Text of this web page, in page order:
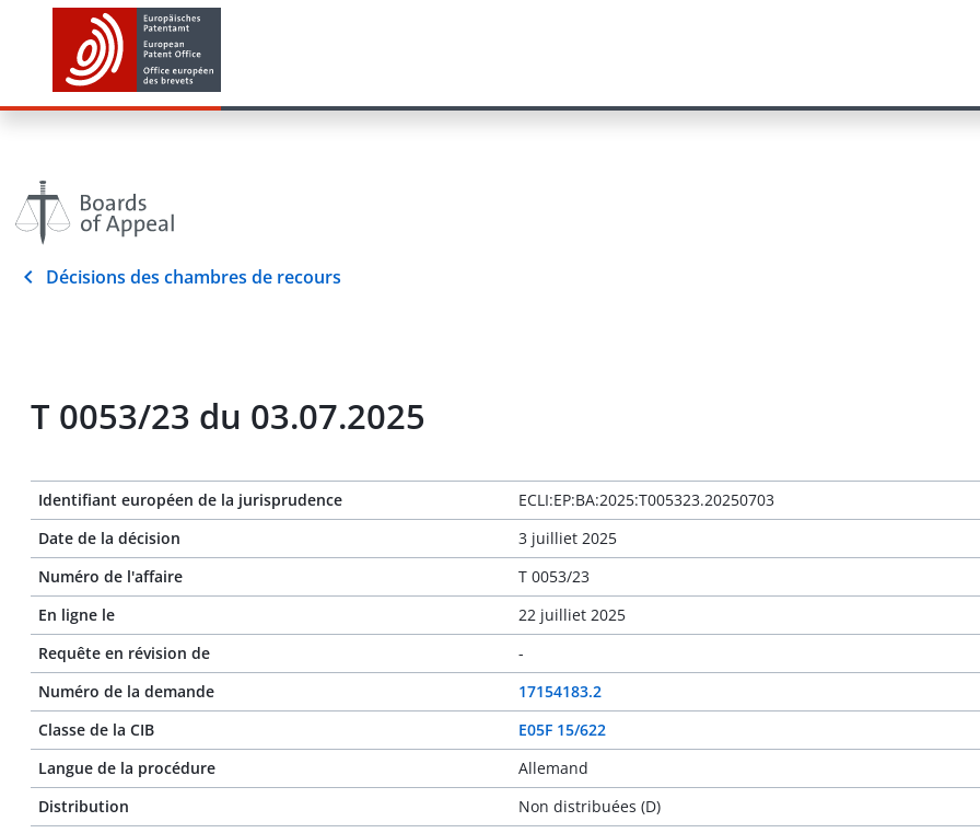
Décisions des chambres de recours
T 0053/23 du 03.07.2025
Identifiant européen de la jurisprudence
ECLI:EP:BA:2025:T005323.20250703
Date de la décision
3 juilliet 2025
Numéro de l'affaire
T 0053/23
En ligne le
22 juilliet 2025
Requête en révision de
-
Numéro de la demande
17154183.2
Classe de la CIB
E05F 15/622
Langue de la procédure
Allemand
Distribution
Non distribuées (D)